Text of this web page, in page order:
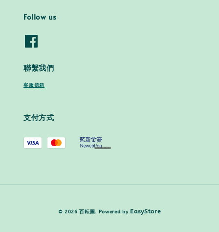
Follow us
聯繫我們
客服信箱
支付方式
© 2026 百耘圖. Powered by EasyStore